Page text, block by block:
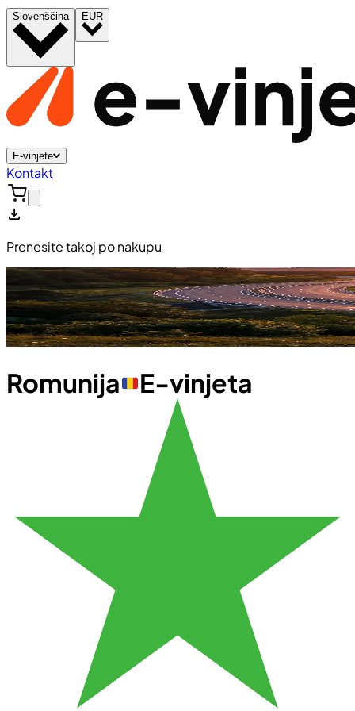
Slovenščina EUR
E-vinjete
Kontakt
Prenesite takoj po nakupu
Romunija E-vinjeta